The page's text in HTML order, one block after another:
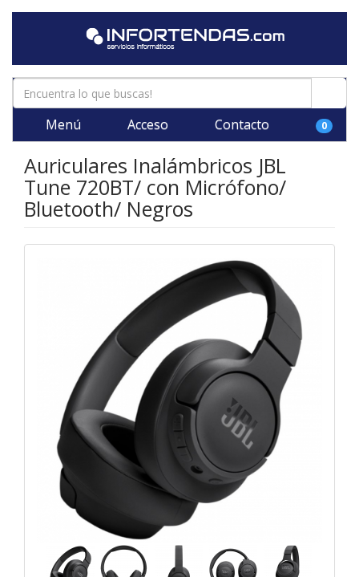
Menú Acceso Contacto 0
Auriculares Inalámbricos JBL
Tune 720BT/ con Micrófono/
Bluetooth/ Negros